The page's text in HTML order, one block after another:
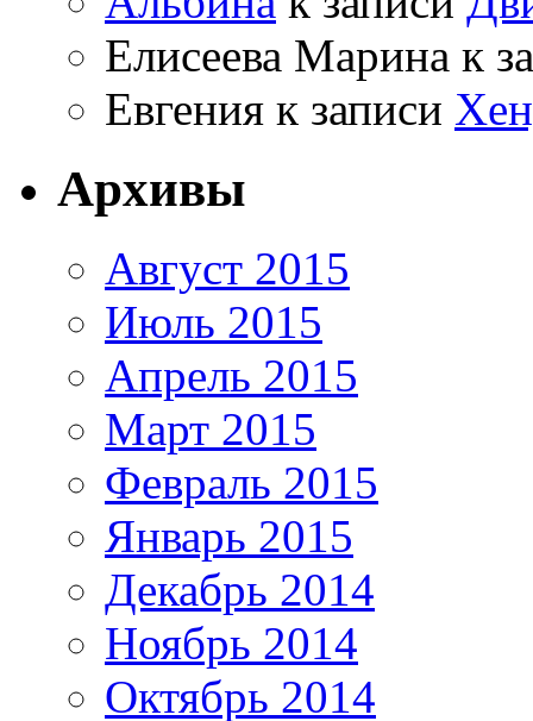
Елисеева Марина к
Евгения к записи
Архивы
Август 2015
Июль 2015
Апрель 2015
Март 2015
Февраль 2015
Январь 2015
Декабрь 2014
Ноябрь 2014
Октябрь 2014